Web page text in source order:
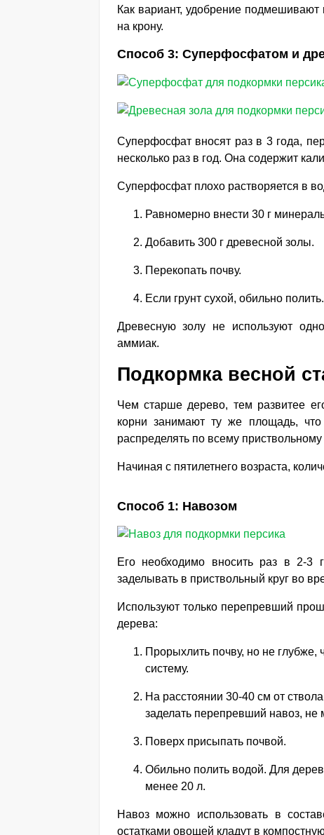
Как вариант, удобрение
на крону.
Способ 3: Суперфосфатом и
Суперфосфат вносят раз в 3 года,
несколько раз в год. Она содержит
Суперфосфат плохо растворяется в
Равномерно внести 30 г
Добавить 300 г древесной золы.
Перекопать почву.
Если грунт сухой, обильно полить.
Древесную золу не используют
аммиак.
Подкормка весной
Чем старше дерево, тем развитее
корни занимают ту же площадь,
распределять по всему приствольному
Начиная с пятилетнего возраста,
Способ 1: Навозом
Его необходимо вносить раз в 2-3
заделывать в приствольный круг во
Используют только перепревший
дерева:
Прорыхлить почву, но не
систему.
На расстоянии 30-40 см от
заделать перепревший навоз, не
Поверх присыпать почвой.
Обильно полить водой. Для
менее 20 л.
Навоз можно использовать в
остатками овощей кладут в